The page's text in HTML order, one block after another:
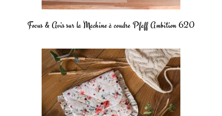
Focus & Avis sur la Machine à coudre Pfaff Ambition 620